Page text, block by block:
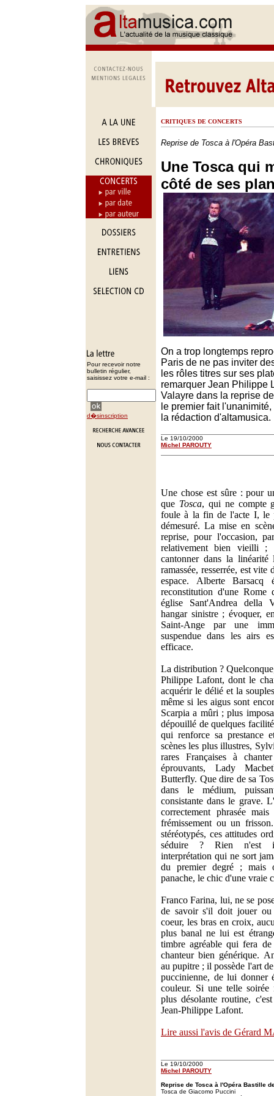
Pour recevoir notre
bulletin régulier,
saisissez votre e-mail :
d�sinscription
CRITIQUES DE CONCERTS
Reprise de Tosca à l'Opéra
Une Tosca qui
côté de ses
On a trop longtemps
Paris de ne pas inviter
les rôles titres sur ses
remarquer Jean Philippe
Valayre dans la reprise
le premier fait
la rédaction d'altamusica.
Le 19/10/2000
Michel PAROUTY
Une chose est sûre : pour
que Tosca, qui ne compte
foule à la fin de l'acte I, le
démesuré. La mise en
reprise, pour l'occasion,
relativement bien vieilli ;
cantonner dans la
ramassée, resserrée, est
espace. Alberte
reconstitution d'une Rome
église Sant'Andrea della
hangar sinistre ; évoquer,
Saint-Ange par une
suspendue dans les airs
efficace.
La distribution ?
Philippe Lafont, dont le
acquérir le délié et la
même si les aigus sont
Scarpia a mûri ; plus
dépouillé de quelques
qui renforce sa prestance
scènes les plus illustres,
rares Françaises à
éprouvants, Lady
Butterfly. Que dire de sa
dans le médium,
consistante dans le grave.
correctement phrasée
frémissement ou un
stéréotypés, ces attitudes
séduire ? Rien n'est
interprétation qui ne sort
du premier degré ; mais
panache, le chic d'une vraie
Franco Farina, lui, ne se
de savoir s'il doit jouer
coeur, les bras en croix,
plus banal ne lui est
timbre agréable qui fera
chanteur bien générique.
au pupitre ; il possède l'art
puccinienne, de lui donner
couleur. Si une telle soirée
plus désolante routine,
Jean-Philippe Lafont.
Lire aussi l'avis de Gérard
Le 19/10/2000
Michel PAROUTY
Reprise de Tosca à l'Opéra Bastille
Tosca de Giacomo Puccini